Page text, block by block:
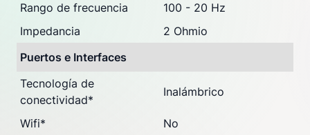
Rango de frecuencia
100 - 20 Hz
Impedancia
2 Ohmio
Puertos e Interfaces
Tecnología de
conectividad*
Inalámbrico
Wifi*
No